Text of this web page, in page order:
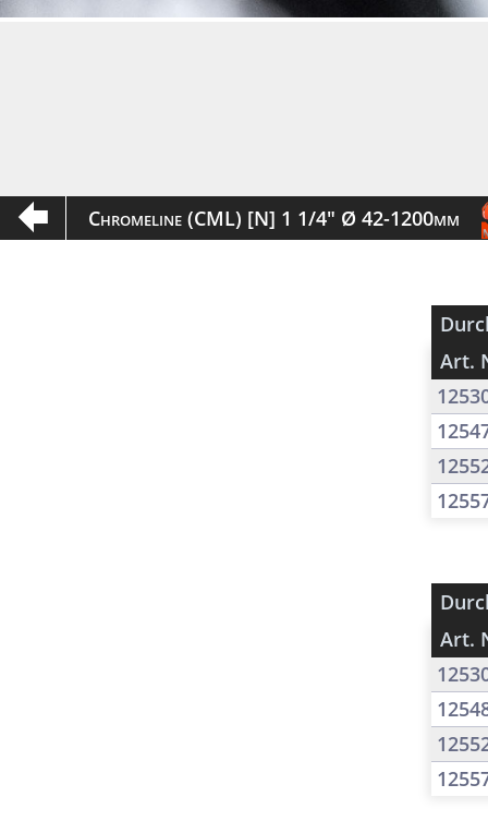
Chromeline (CML) [N] 1 1/4" Ø 42-1200mm
Art.
Art.